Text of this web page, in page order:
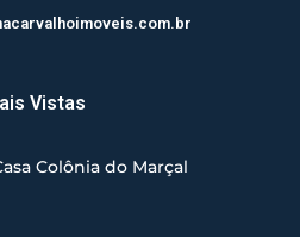
Vistas
Colônia do Marçal